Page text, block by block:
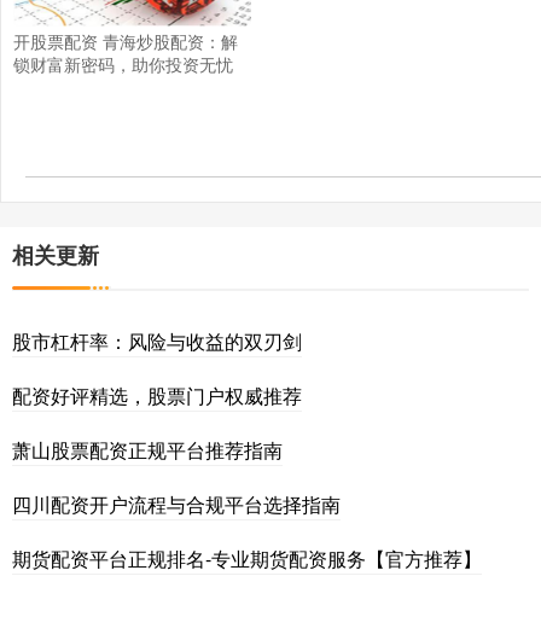
开股票配资 青海炒股配资：解
锁财富新密码，助你投资无忧
相关更新
股市杠杆率：风险与收益的双刃剑
配资好评精选，股票门户权威推荐
萧山股票配资正规平台推荐指南
四川配资开户流程与合规平台选择指南
期货配资平台正规排名-专业期货配资服务【官方推荐】